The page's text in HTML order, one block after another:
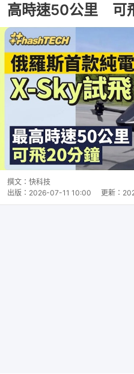
高時速50公里 可
撰文： 快科技
出版： 2026-07-11 10:00 更新：